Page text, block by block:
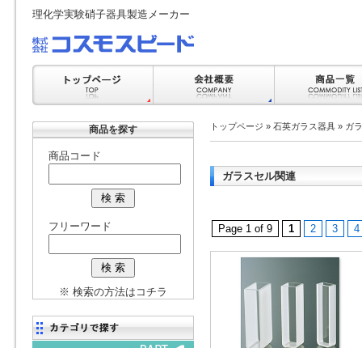
理化学実験硝子器具製造メーカー
商品を探す
商品コード
フリーワード
※ 検索の方法はコチラ
トップページ » 石英ガラス器具 » ガ
ガラスセル関連
Page 1 of 9 1 2 3 4